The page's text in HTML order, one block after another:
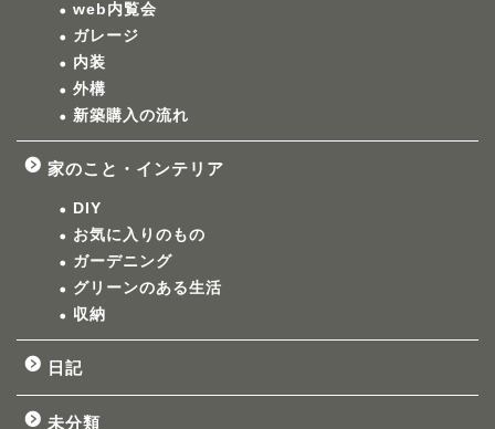
web内覧会
ガレージ
内装
外構
新築購入の流れ
家のこと・インテリア
DIY
お気に入りのもの
ガーデニング
グリーンのある生活
収納
日記
未分類